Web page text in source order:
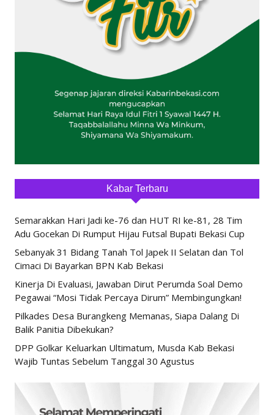
Kabar Terbaru
Semarakkan Hari Jadi ke-76 dan HUT RI ke-81, 28 Tim
Adu Gocekan Di Rumput Hijau Futsal Bupati Bekasi Cup
Sebanyak 31 Bidang Tanah Tol Japek II Selatan dan Tol
Cimaci Di Bayarkan BPN Kab Bekasi
Kinerja Di Evaluasi, Jawaban Dirut Perumda Soal Demo
Pegawai “Mosi Tidak Percaya Dirum” Membingungkan!
Pilkades Desa Burangkeng Memanas, Siapa Dalang Di
Balik Panitia Dibekukan?
DPP Golkar Keluarkan Ultimatum, Musda Kab Bekasi
Wajib Tuntas Sebelum Tanggal 30 Agustus